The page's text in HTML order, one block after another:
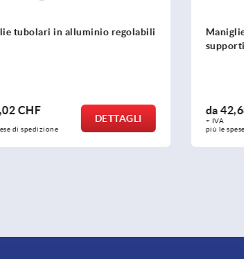
Maniglie tubolari in alluminio con
da42,68 CHF
più le spese di spedizione